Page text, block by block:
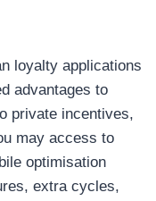
loyalty applications
advantages to
private incentives,
may access to
optimisation
extra cycles,